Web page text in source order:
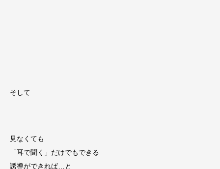
そして
見なくても
「耳で聞く」だけでもできる
誘導ができれば…と